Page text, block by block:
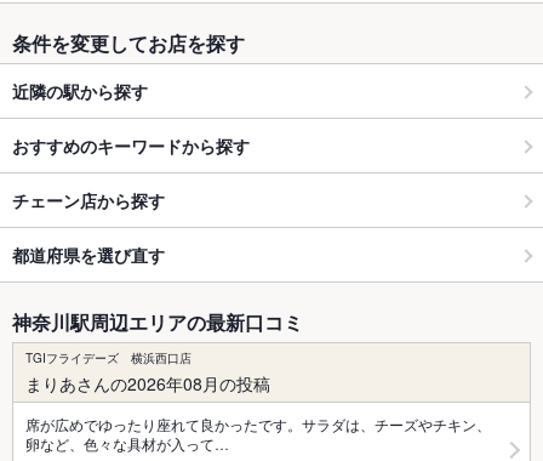
条件を変更してお店を探す
近隣の駅から探す
おすすめのキーワードから探す
チェーン店から探す
都道府県を選び直す
神奈川駅周辺エリアの最新口コミ
TGIフライデーズ 横浜西口店
まりあさんの2026年08月の投稿
席が広めでゆったり座れて良かったです。サラダは、チーズやチキン、
卵など、色々な具材が入って…